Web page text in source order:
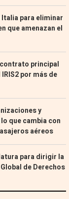
Italia para eliminar
que amenazan el
principal
por más de
y
que cambia con
aéreos
para dirigir la
de Derechos